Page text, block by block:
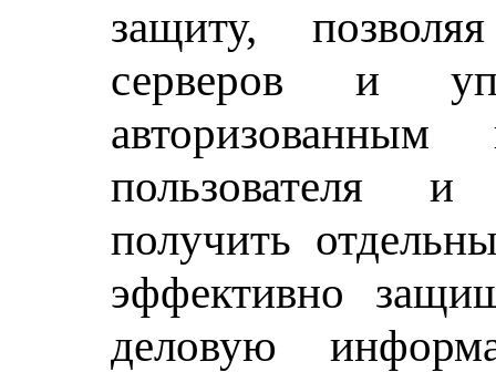
защиту,
серверов и
авторизованным
пользователя
получить
эффективно
деловую